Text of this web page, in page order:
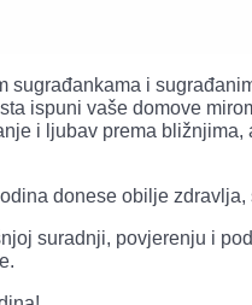
sugrađankama i
ispuni vaše domove
i ljubav prema
donese obilje
suradnji, povjerenju i